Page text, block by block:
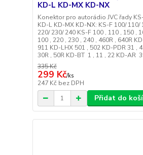
KD-L KD-MX KD-NX
Konektor pro autorádio JVC řady
KD-L KD-MX KD-NX: KS-F 100/ 110/
220/ 230/ 240 KS-F 100 , 110 , 150 ,
100 , 220 , 230 , 240 , 460R , 640R
911 KD-LHX 501 , 502 KD-PDR 31 ,
30R , 50R KD-BT 1 , 11 , 22 KD-AR
335 Kč
299 Kč/ks
247 Kč bez DPH
Přidat do